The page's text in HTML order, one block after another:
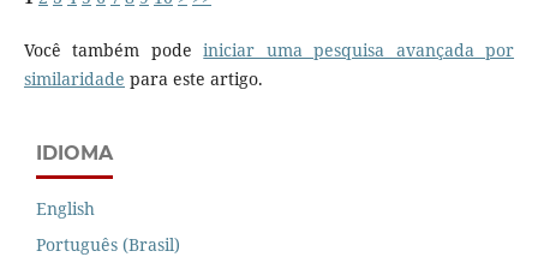
Você também podeiniciar uma pesquisa avançada por
similaridade para este artigo.
IDIOMA
English
Português (Brasil)